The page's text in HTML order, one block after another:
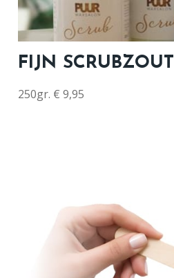
FIJN SCRUBZOUT
250gr. € 9,95